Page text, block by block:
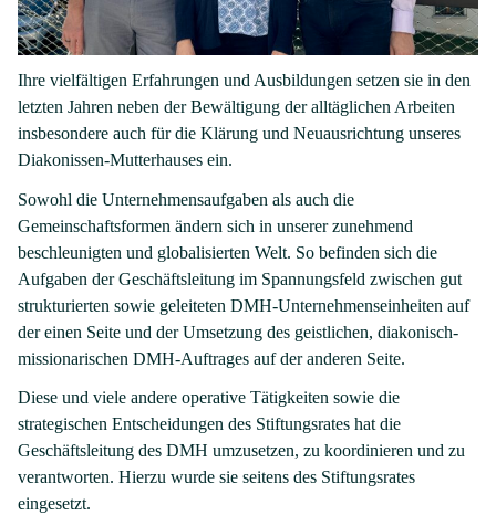
Ihre vielfältigen Erfahrungen und Ausbildungen setzen sie in den
letzten Jahren neben der Bewältigung der alltäglichen Arbeiten
insbesondere auch für die Klärung und Neuausrichtung unseres
Diakonissen-Mutterhauses ein.
Sowohl die Unternehmensaufgaben als auch die
Gemeinschaftsformen ändern sich in unserer zunehmend
beschleunigten und globalisierten Welt. So befinden sich die
Aufgaben der Geschäftsleitung im Spannungsfeld zwischen gut
strukturierten sowie geleiteten DMH-Unternehmenseinheiten auf
der einen Seite und der Umsetzung des geistlichen, diakonisch-
missionarischen DMH-Auftrages auf der anderen Seite.
Diese und viele andere operative Tätigkeiten sowie die
strategischen Entscheidungen des Stiftungsrates hat die
Geschäftsleitung des DMH umzusetzen, zu koordinieren und zu
verantworten. Hierzu wurde sie seitens des Stiftungsrates
eingesetzt.